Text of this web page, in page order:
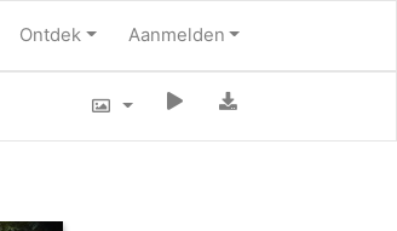
Ontdek Aanmelden